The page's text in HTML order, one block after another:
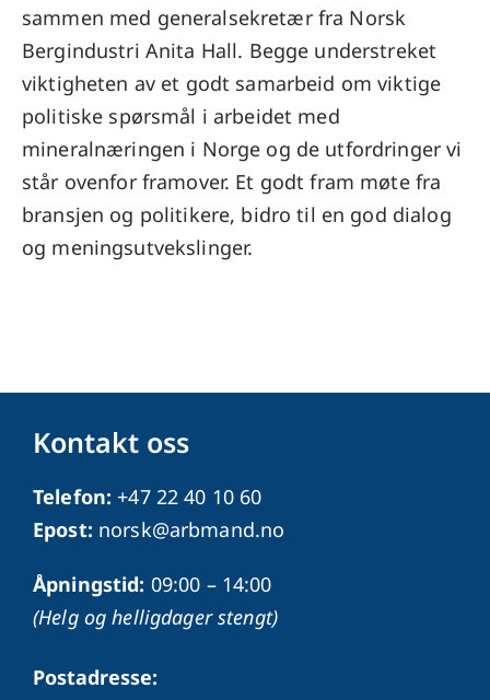
sammen med generalsekretær fra Norsk
Bergindustri Anita Hall. Begge understreket
viktigheten av et godt samarbeid om viktige
politiske spørsmål i arbeidet med
mineralnæringen i Norge og de utfordringer vi
står ovenfor framover. Et godt fram møte fra
bransjen og politikere, bidro til en god dialog
og meningsutvekslinger.
Kontakt oss
Telefon: +47 22 40 10 60
Epost: norsk@arbmand.no
Åpningstid: 09:00 – 14:00
(Helg og helligdager stengt)
Postadresse: